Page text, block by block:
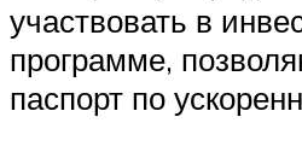
участвовать в
программе,
паспорт по